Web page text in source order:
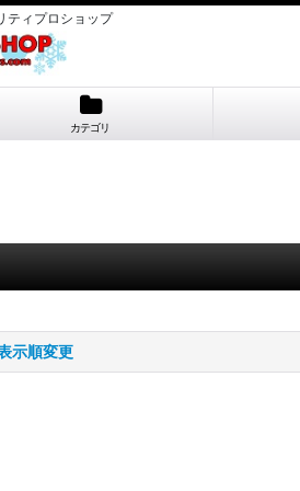
ティプロショップ
カテゴリ
示順変更